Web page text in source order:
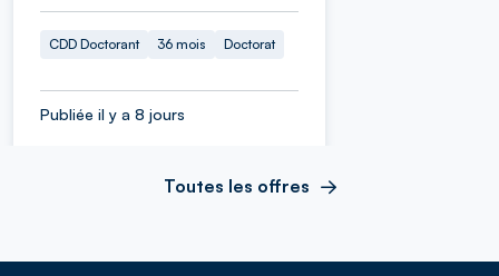
CDD Doctorant 36 mois Doctorat
Publiée il y a 8 jours
Toutes les offres